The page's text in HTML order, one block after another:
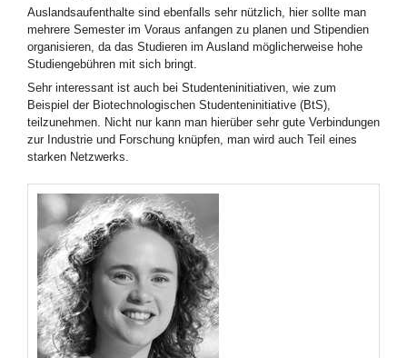
Auslandsaufenthalte sind ebenfalls sehr nützlich, hier sollte man
mehrere Semester im Voraus anfangen zu planen und Stipendien
organisieren, da das Studieren im Ausland möglicherweise hohe
Studiengebühren mit sich bringt.
Sehr interessant ist auch bei Studenteninitiativen, wie zum
Beispiel der Biotechnologischen Studenteninitiative (BtS),
teilzunehmen. Nicht nur kann man hierüber sehr gute Verbindungen
zur Industrie und Forschung knüpfen, man wird auch Teil eines
starken Netzwerks.